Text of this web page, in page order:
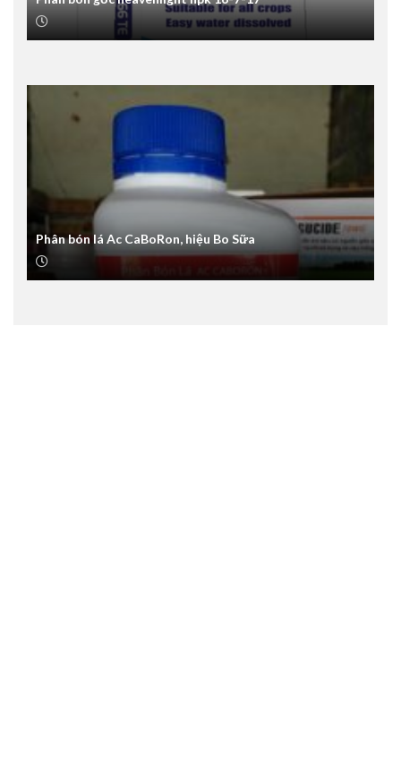
Phân bón lá Ac CaBoRon, hiệu Bo Sữa